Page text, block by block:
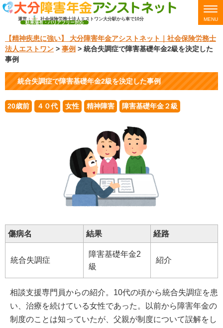
運営： 社会保険労務士法人エストワン大分駅から車で10分
駐車場有・バリアフリー対応
MENU
【精神疾患に強い】 大分障害年金アシストネット｜社会保険労務士
法人エストワン > 事例 > 統合失調症で障害基礎年金2級を決定した
事例
統合失調症で障害基礎年金2級を決定した事例
20歳前 ４０代 女性 精神障害 障害基礎年金２級
傷病名 結果 経路
統合失調症
障害基礎年金2
級
紹介
相談支援専門員からの紹介。10代の頃から統合失調症を患
い、治療を続けている女性であった。以前から障害年金の
制度のことは知っていたが、父親が制度について誤解をし